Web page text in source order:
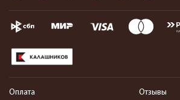
Оплата Отзывы